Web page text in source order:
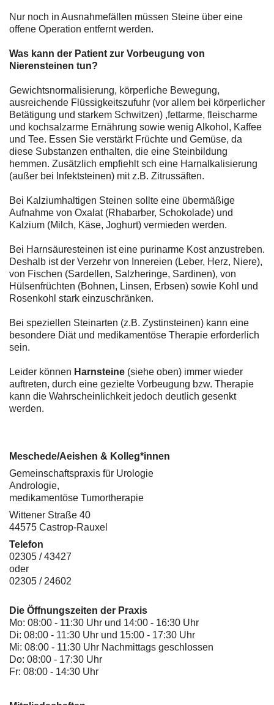
Nur noch in Ausnahmefällen müssen Steine über eine
offene Operation entfernt werden.
Was kann der Patient zur Vorbeugung von
Nierensteinen tun?
Gewichtsnormalisierung, körperliche Bewegung,
ausreichende Flüssigkeitszufuhr (vor allem bei körperlicher
Betätigung und starkem Schwitzen) ,fettarme, fleischarme
und kochsalzarme Ernährung sowie wenig Alkohol, Kaffee
und Tee. Essen Sie verstärkt Früchte und Gemüse, da
diese Substanzen enthalten, die eine Steinbildung
hemmen. Zusätzlich empfiehlt sch eine Harnalkalisierung
(außer bei Infektsteinen) mit z.B. Zitrussäften.
Bei Kalziumhaltigen Steinen sollte eine übermäßige
Aufnahme von Oxalat (Rhabarber, Schokolade) und
Kalzium (Milch, Käse, Joghurt) vermieden werden.
Bei Harnsäuresteinen ist eine purinarme Kost anzustreben.
Deshalb ist der Verzehr von Innereien (Leber, Herz, Niere),
von Fischen (Sardellen, Salzheringe, Sardinen), von
Hülsenfrüchten (Bohnen, Linsen, Erbsen) sowie Kohl und
Rosenkohl stark einzuschränken.
Bei speziellen Steinarten (z.B. Zystinsteinen) kann eine
besondere Diät und medikamentöse Therapie erforderlich
sein.
Leider können Harnsteine (siehe oben) immer wieder
auftreten, durch eine gezielte Vorbeugung bzw. Therapie
kann die Wahrscheinlichkeit jedoch deutlich gesenkt
werden.
Meschede/Aeishen & Kolleg*innen
Gemeinschaftspraxis für Urologie
Andrologie,
medikamentöse Tumortherapie
Wittener Straße 40
44575 Castrop-Rauxel
Telefon
02305 / 43427
oder
02305 / 24602
Die Öffnungszeiten der Praxis
Mo: 08:00 - 11:30 Uhr und 14:00 - 16:30 Uhr
Di: 08:00 - 11:30 Uhr und 15:00 - 17:30 Uhr
Mi: 08:00 - 11:30 Uhr Nachmittags geschlossen
Do: 08:00 - 17:30 Uhr
Fr: 08:00 - 14:30 Uhr